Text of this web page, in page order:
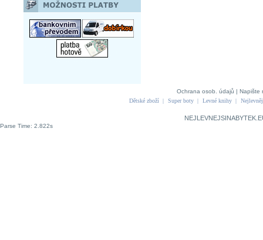
Ochrana osob. údajů | Napište
Dětské zboží | Super boty | Levné knihy |
Parse Time: 2.822s